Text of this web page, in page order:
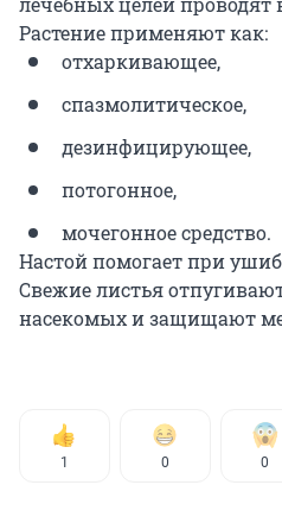
Растение применяют как:
отхаркивающее,
спазмолитическое,
дезинфицирующее,
потогонное,
мочегонное средство.
Настой помогает при
Свежие листья
насекомых и защищают
1 0 0